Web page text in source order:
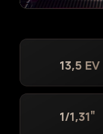
13,5 EV
1/1,31"